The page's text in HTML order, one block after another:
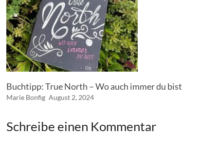
Buchtipp: True North – Wo auch immer du bist
Marie Bonfig August 2, 2024
Schreibe einen Kommentar